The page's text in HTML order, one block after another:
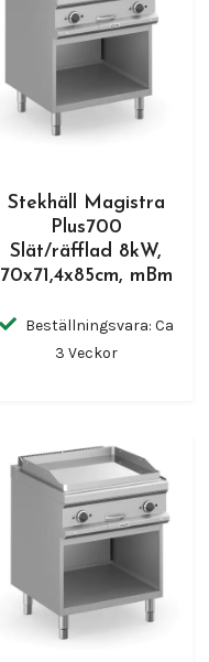
Stekhäll Magistra
Plus700
Slät/räfflad 8kW,
70x71,4x85cm, mBm
Beställningsvara: Ca
3 Veckor